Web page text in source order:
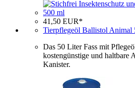
41,50 EUR*
Tierpflegeöl Ballistol Animal
Das 50 Liter Fass mit
kostengünstige und haltbare
Kanister.